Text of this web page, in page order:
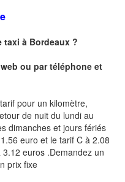
taxi à Bordeaux ?
ou par téléphone et
pour un kilomètre,
de nuit du lundi au
dimanches et jours fériés
euro et le tarif C à 2.08
euros .Demandez un
prix fixe